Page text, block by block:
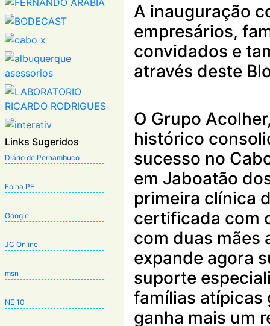
Links Sugeridos
Diário de Pernambuco
Folha PE
Google
JC Online
msn
NE 10
A inauguração
empresários,
convidados e
através deste
O Grupo
histórico
sucesso no
em Jaboatão
primeira clínica
certificada com
com duas mães
expande agora
suporte
famílias atípicas
ganha mais um